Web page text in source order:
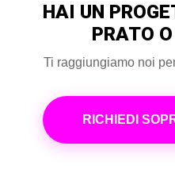
HAI UN
PRATO
Ti raggiungiamo noi
RICHIEDI